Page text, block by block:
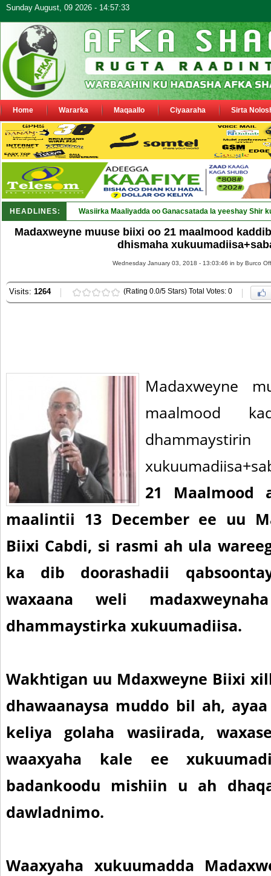
Sunday August, 09 2026 - 14:57:33
Home Wararka Maqaallo Ciyaaraha Sirta
HEADLINES: Maamu_
Madaxweyne muuse biixi oo 21 maalmood
dhismaha
Wednesday January 03, 2018 - 13:03:46 in by Burco
Visits: 1264 (Rating 0.0/5 Stars) Total Votes: 0
Madaxweyne
maalmood
21 Maalmood
maalintii 13 December ee uu
Biixi Cabdi, si rasmi ah ula
ka dib doorashadii
waxaana weli
dhammaystirka xukuumadiisa.
Wakhtigan uu Mdaxweyne Biixi
dhawaanaysa muddo bil ah,
keliya golaha wasiirada,
waaxyaha kale ee
badankoodu mishiin u ah
dawladnimo.
Waaxyaha xukuumadda